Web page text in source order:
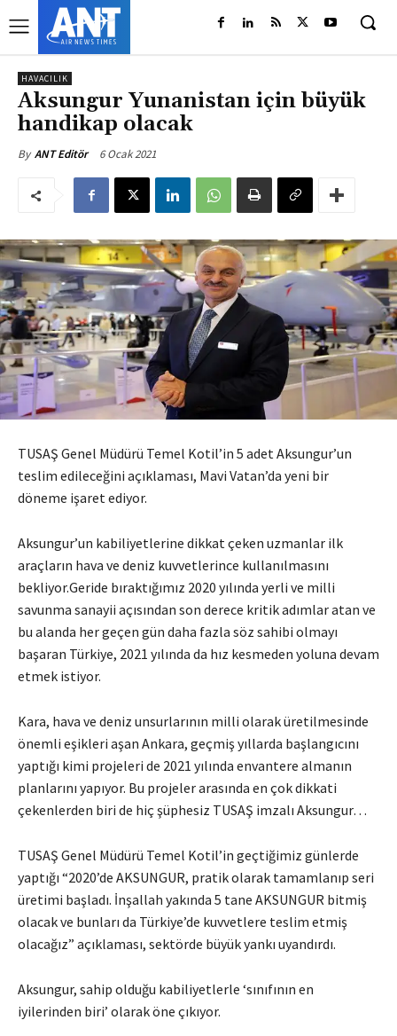
HAVACILIK
Aksungur Yunanistan için büyük
handikap olacak
By ANT Editör 6 Ocak 2021
TUSAŞ Genel Müdürü Temel Kotil’in 5 adet Aksungur’un
teslim edileceğini açıklaması, Mavi Vatan’da yeni bir
döneme işaret ediyor.
Aksungur’un kabiliyetlerine dikkat çeken uzmanlar ilk
araçların hava ve deniz kuvvetlerince kullanılmasını
bekliyor.Geride bıraktığımız 2020 yılında yerli ve milli
savunma sanayii açısından son derece kritik adımlar atan ve
bu alanda her geçen gün daha fazla söz sahibi olmayı
başaran Türkiye, 2021 yılında da hız kesmeden yoluna devam
etmek istiyor.
Kara, hava ve deniz unsurlarının milli olarak üretilmesinde
önemli eşikleri aşan Ankara, geçmiş yıllarda başlangıcını
yaptığı kimi projeleri de 2021 yılında envantere almanın
planlarını yapıyor. Bu projeler arasında en çok dikkati
çekenlerden biri de hiç şüphesiz TUSAŞ imzalı Aksungur…
TUSAŞ Genel Müdürü Temel Kotil’in geçtiğimiz günlerde
yaptığı “2020’de AKSUNGUR, pratik olarak tamamlanıp seri
üretimi başladı. İnşallah yakında 5 tane AKSUNGUR bitmiş
olacak ve bunları da Türkiye’de kuvvetlere teslim etmiş
olacağız” açıklaması, sektörde büyük yankı uyandırdı.
Aksungur, sahip olduğu kabiliyetlerle ‘sınıfının en
iyilerinden biri’ olarak öne çıkıyor.